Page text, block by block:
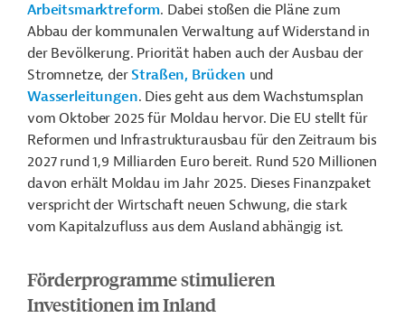
Arbeitsmarktreform. Dabei stoßen die Pläne zum
Abbau der kommunalen Verwaltung auf Widerstand in
der Bevölkerung. Priorität haben auch der Ausbau der
Stromnetze, der Straßen, Brücken und
Wasserleitungen. Dies geht aus dem Wachstumsplan
vom Oktober 2025 für Moldau hervor. Die EU stellt für
Reformen und Infrastrukturausbau für den Zeitraum bis
2027 rund 1,9 Milliarden Euro bereit. Rund 520 Millionen
davon erhält Moldau im Jahr 2025. Dieses Finanzpaket
verspricht der Wirtschaft neuen Schwung, die stark
vom Kapitalzufluss aus dem Ausland abhängig ist.
Förderprogramme stimulieren
Investitionen im Inland